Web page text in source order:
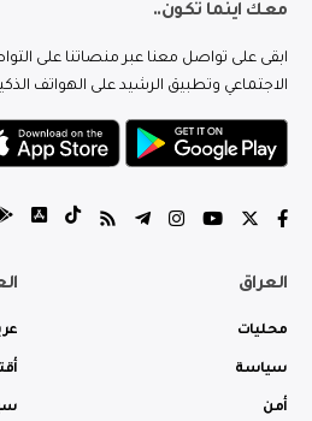
معك اينما تكون..
ابقى على تواصل معنا عبر منصاتنا على
الاجتماعي وتطبيق الرشيد على الهواتف
العراق
محليات
سياسة
أمن